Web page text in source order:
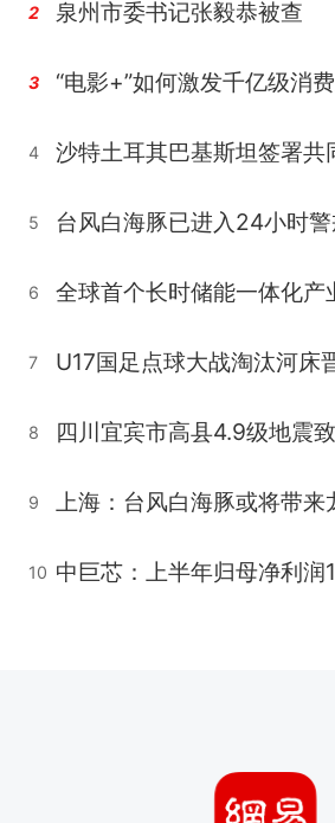
2 泉州市委书记张毅恭被查
3
4
5 台风白海豚已进入24小时
6
7
8
9
10